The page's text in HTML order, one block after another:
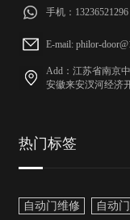
手机：13236521296
E-mail: philor-
Add：江苏省南京
安徽来安汊河经济
热门标签
自动门维修 自动